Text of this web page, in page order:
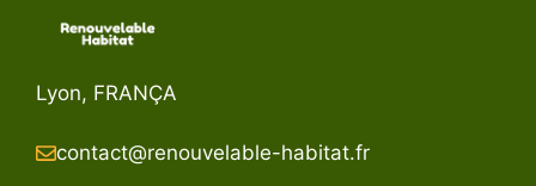
Lyon, FRANÇA
contact@renouvelable-habitat.fr